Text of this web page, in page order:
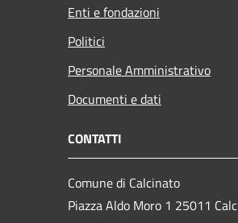
Enti e fondazioni
Politici
Personale Amministrativo
Documenti e dati
CONTATTI
Comune di Calcinato
Piazza Aldo Moro 1 25011